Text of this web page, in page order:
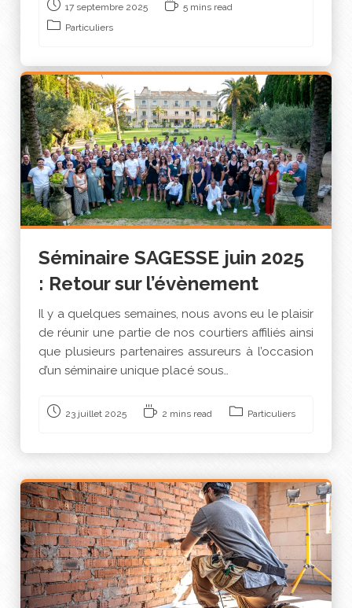
17 septembre 2025
5 mins read
Particuliers
Séminaire SAGESSE juin 2025
: Retour sur l’évènement
Il y a quelques semaines, nous avons eu le plaisir
de réunir une partie de nos courtiers affiliés ainsi
que plusieurs partenaires assureurs à l’occasion
d’un séminaire unique placé sous…
23 juillet 2025 2 mins read Particuliers